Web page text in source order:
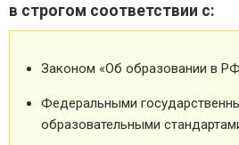
в строгом соответствии с:
Законом «Об образовании в
Федеральными
образовательными